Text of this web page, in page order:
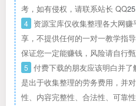
考，如有侵权，请联系站长 QQ
4 资源宝库仅收集整理各大网
享，不提供任何的一对一教学指
保证您一定能赚钱，风险请自行甄
5 付费下载的朋友应该明白并
是出于收集整理的劳务费用，并
性、内容完整性、合法性、可靠